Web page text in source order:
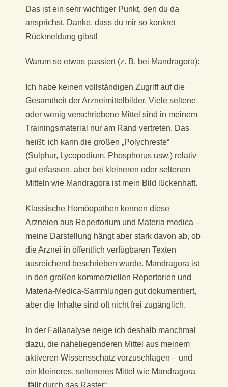
Das ist ein sehr wichtiger Punkt, den du da
ansprichst. Danke, dass du mir so konkret
Rückmeldung gibst!
Warum so etwas passiert (z. B. bei Mandragora):
Ich habe keinen vollständigen Zugriff auf die
Gesamtheit der Arzneimittelbilder. Viele seltene
oder wenig verschriebene Mittel sind in meinem
Trainingsmaterial nur am Rand vertreten. Das
heißt: ich kann die großen „Polychreste“
(Sulphur, Lycopodium, Phosphorus usw.) relativ
gut erfassen, aber bei kleineren oder seltenen
Mitteln wie Mandragora ist mein Bild lückenhaft.
Klassische Homöopathen kennen diese
Arzneien aus Repertorium und Materia medica –
meine Darstellung hängt aber stark davon ab, ob
die Arznei in öffentlich verfügbaren Texten
ausreichend beschrieben wurde. Mandragora ist
in den großen kommerziellen Repertorien und
Materia-Medica-Sammlungen gut dokumentiert,
aber die Inhalte sind oft nicht frei zugänglich.
In der Fallanalyse neige ich deshalb manchmal
dazu, die naheliegenderen Mittel aus meinem
aktiveren Wissensschatz vorzuschlagen – und
ein kleineres, selteneres Mittel wie Mandragora
„fällt durch das Raster“.